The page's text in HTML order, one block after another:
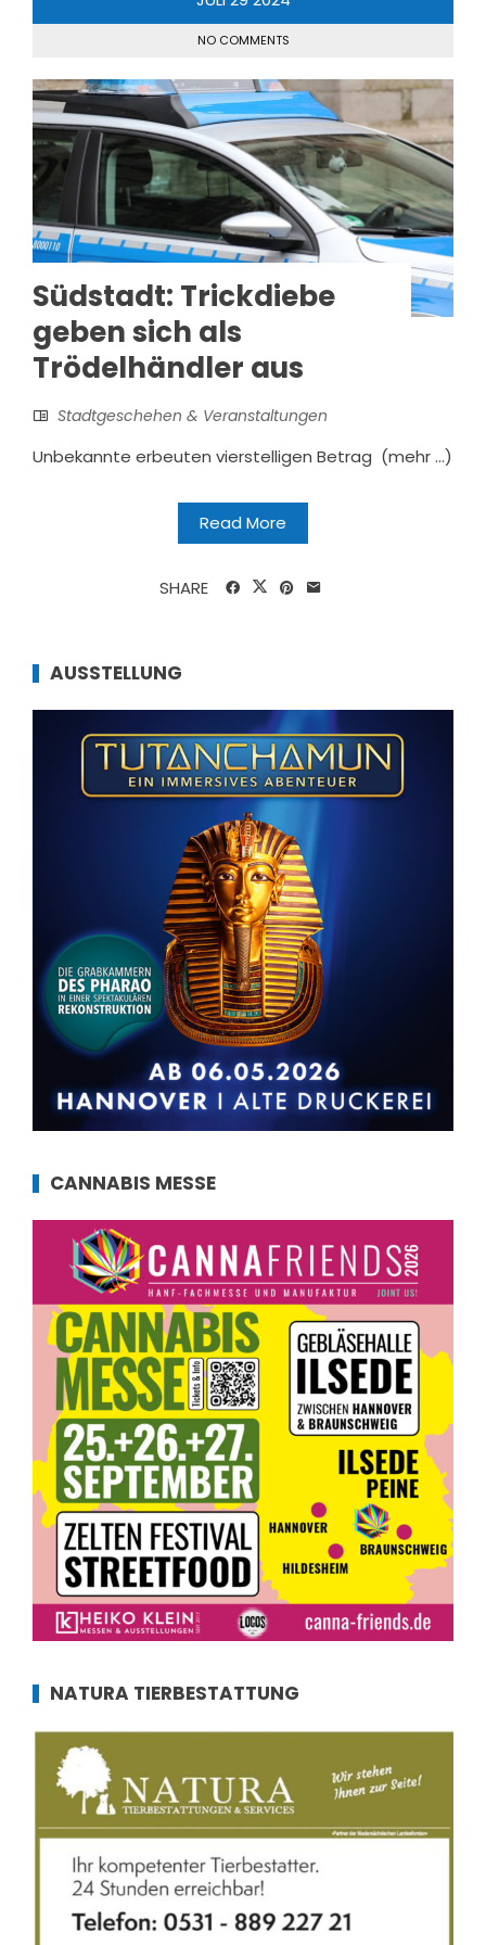
NO COMMENTS
Südstadt: Trickdiebe
geben sich als
Trödelhändler aus
Stadtgeschehen & Veranstaltungen
Unbekannte erbeuten vierstelligen Betrag (mehr …)
Read More
SHARE
AUSSTELLUNG
CANNABIS MESSE
NATURA TIERBESTATTUNG